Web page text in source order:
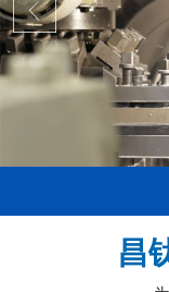
昌